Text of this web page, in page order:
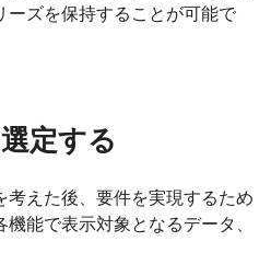
ーズを保持することが可能で
定する
えた後、要件を実現するため
能で表示対象となるデータ、